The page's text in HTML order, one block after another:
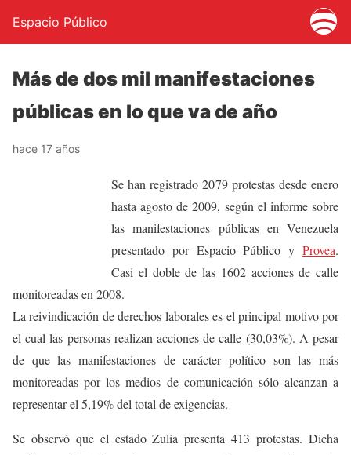
Espacio Público
Más de dos mil manifestaciones
públicas en lo que va de año
hace 17 años
Se han registrado 2079 protestas desde enero
hasta agosto de 2009, según el informe sobre
las manifestaciones públicas en Venezuela
presentado por Espacio Público y Provea.
Casi el doble de las 1602 acciones de calle
monitoreadas en 2008.
La reivindicación de derechos laborales es el principal motivo por
el cual las personas realizan acciones de calle (30,03%). A pesar
de que las manifestaciones de carácter político son las más
monitoreadas por los medios de comunicación sólo alcanzan a
representar el 5,19% del total de exigencias.
Se observó que el estado Zulia presenta 413 protestas. Dicha